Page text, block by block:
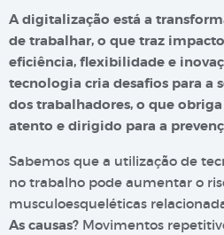
A digitalização está a
de trabalhar, o que traz
eficiência, flexibilidade e
tecnologia cria desafios para a
dos trabalhadores, o que
atento e dirigido para a
Sabemos que a utilização de
no trabalho pode aumentar o
musculoesqueléticas
As causas? Movimentos